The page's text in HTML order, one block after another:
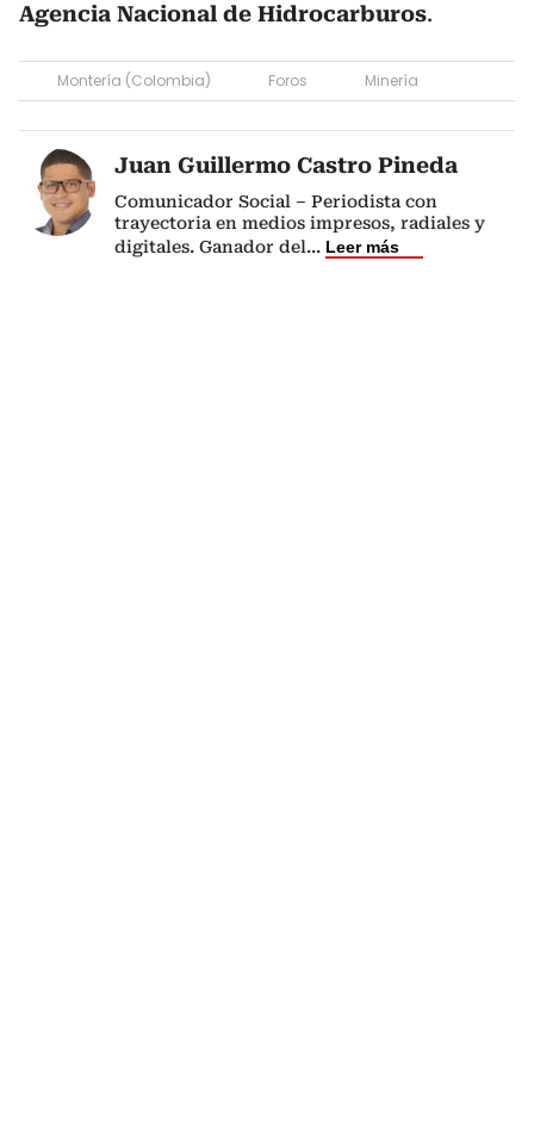
Agencia Nacional de Hidrocarburos.
Montería (Colombia) Foros Minería
Juan Guillermo Castro Pineda
Comunicador Social – Periodista con
trayectoria en medios impresos, radiales y
digitales. Ganador del... Leer más